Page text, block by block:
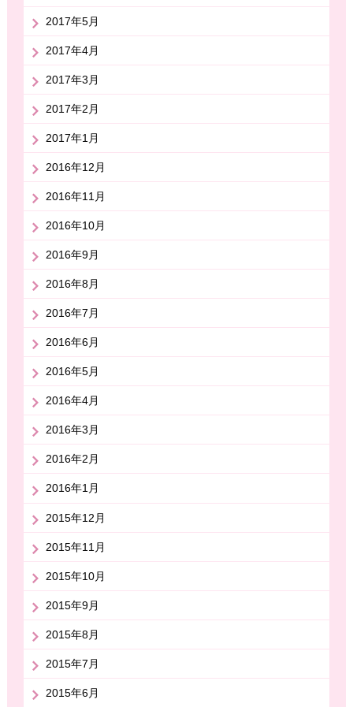
2017年5月
2017年4月
2017年3月
2017年2月
2017年1月
2016年12月
2016年11月
2016年10月
2016年9月
2016年8月
2016年7月
2016年6月
2016年5月
2016年4月
2016年3月
2016年2月
2016年1月
2015年12月
2015年11月
2015年10月
2015年9月
2015年8月
2015年7月
2015年6月